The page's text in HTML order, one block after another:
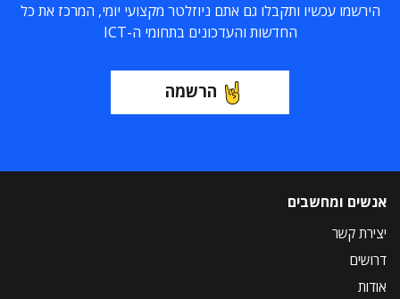
הירשמו עכשיו ותקבלו גם אתם ניוזלטר מקצועי יומי, המרכז את כל
החדשות והעדכונים בתחומי ה-ICT
הרשמה
אנשים ומחשבים
יצירת קשר
דרושים
אודות